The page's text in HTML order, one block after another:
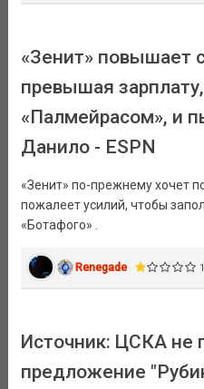
«Зенит» повышает
превышая
«Палмейрасом», и
Данило - ESPN
«Зенит» по-прежнему хочет
пожалеет усилий, чтобы
«Ботафого» .
Renegade
Источник: ЦСКА не
предложение